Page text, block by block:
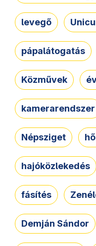
levegő
pápalátogatás
Közművek
kamerarendszer
Népsziget
hajóközlekedés
fásítés
Demján Sándor